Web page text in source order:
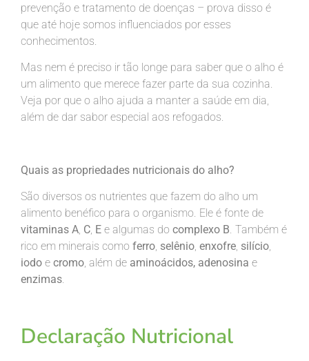
prevenção e tratamento de doenças – prova disso é
que até hoje somos influenciados por esses
conhecimentos.
Mas nem é preciso ir tão longe para saber que o alho é
um alimento que merece fazer parte da sua cozinha.
Veja por que o alho ajuda a manter a saúde em dia,
além de dar sabor especial aos refogados.
Quais as propriedades nutricionais do alho?
São diversos os nutrientes que fazem do alho um
alimento benéfico para o organismo. Ele é fonte de
vitaminas A, C, E e algumas do complexo B. Também é
rico em minerais como ferro, selênio, enxofre, silício,
iodo e cromo, além de aminoácidos, adenosina e
enzimas.
Declaração Nutricional